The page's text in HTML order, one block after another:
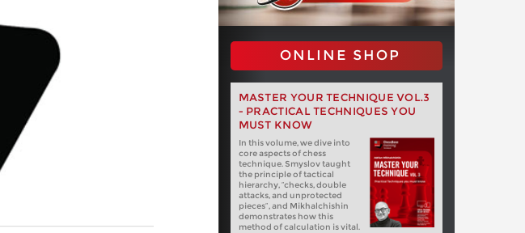
ONLINE SHOP
MASTER YOUR TECHNIQUE VOL.3
- PRACTICAL TECHNIQUES YOU
MUST KNOW
In this volume, we dive into
core aspects of chess
technique. Smyslov taught
the principle of tactical
hierarchy, “checks, double
attacks, and unprotected
pieces”, and Mikhalchishin
demonstrates how this
method of calculation is vital.